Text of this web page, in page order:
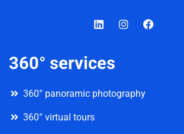
LinkedinInstagram
360° services
360° panoramic photography
360° virtual tours